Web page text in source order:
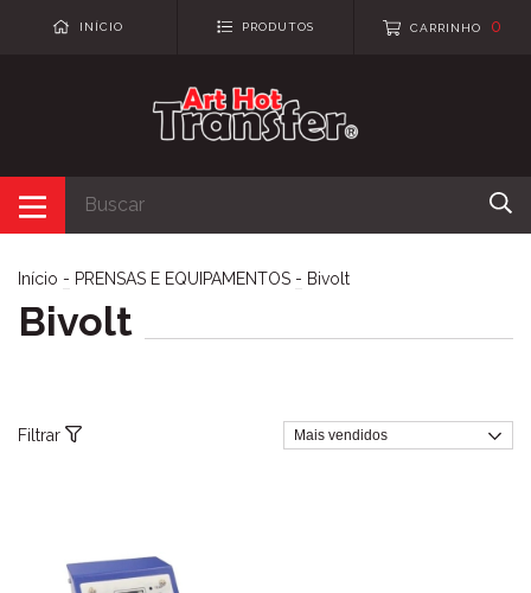
INÍCIO PRODUTOS CARRINHO 0
Início - PRENSAS E EQUIPAMENTOS - Bivolt
Bivolt
Filtrar